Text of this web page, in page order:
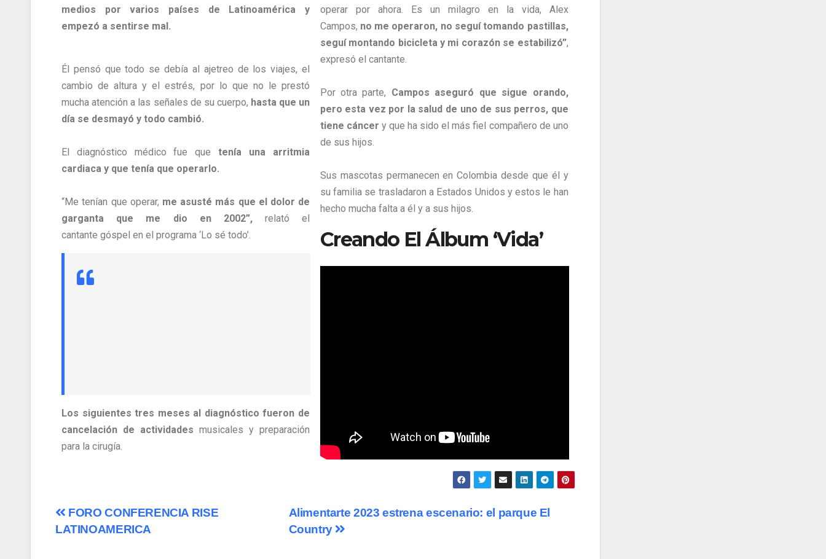
medios por varios países de Latinoamérica y
empezó a sentirse mal.
Él pensó que todo se debía al ajetreo de los viajes, el
cambio de altura y el estrés, por lo que no le prestó
mucha atención a las señales de su cuerpo, hasta que un
día se desmayó y todo cambió.
El diagnóstico médico fue que tenía una arritmia
cardiaca y que tenía que operarlo.
“Me tenían que operar, me asusté más que el dolor de
garganta que me dio en 2002”, relató el
cantante góspel en el programa ‘Lo sé todo’.
Los siguientes tres meses al diagnóstico fueron de
cancelación de actividades musicales y preparación
para la cirugía.
operar por ahora. Es un milagro en la vida, Alex
Campos, no me operaron, no seguí tomando pastillas,
seguí montando bicicleta y mi corazón se estabilizó”,
expresó el cantante.
Por otra parte, Campos aseguró que sigue orando,
pero esta vez por la salud de uno de sus perros, que
tiene cáncer y que ha sido el más fiel compañero de uno
de sus hijos.
Sus mascotas permanecen en Colombia desde que él y
su familia se trasladaron a Estados Unidos y estos le han
hecho mucha falta a él y a sus hijos.
Creando El Álbum ‘Vida’
Alimentarte 2023 estrena escenario: el parque El
Country
FORO CONFERENCIA RISE
LATINOAMERICA